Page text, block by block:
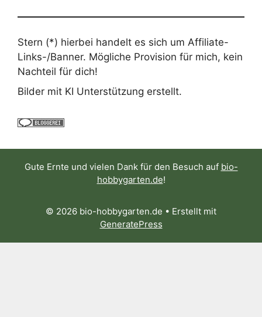
Stern (*) hierbei handelt es sich um Affiliate-
Links-/Banner. Mögliche Provision für mich, kein
Nachteil für dich!
Bilder mit KI Unterstützung erstellt.
Gute Ernte und vielen Dank für den Besuch auf bio-
hobbygarten.de!
© 2026 bio-hobbygarten.de • Erstellt mit
GeneratePress